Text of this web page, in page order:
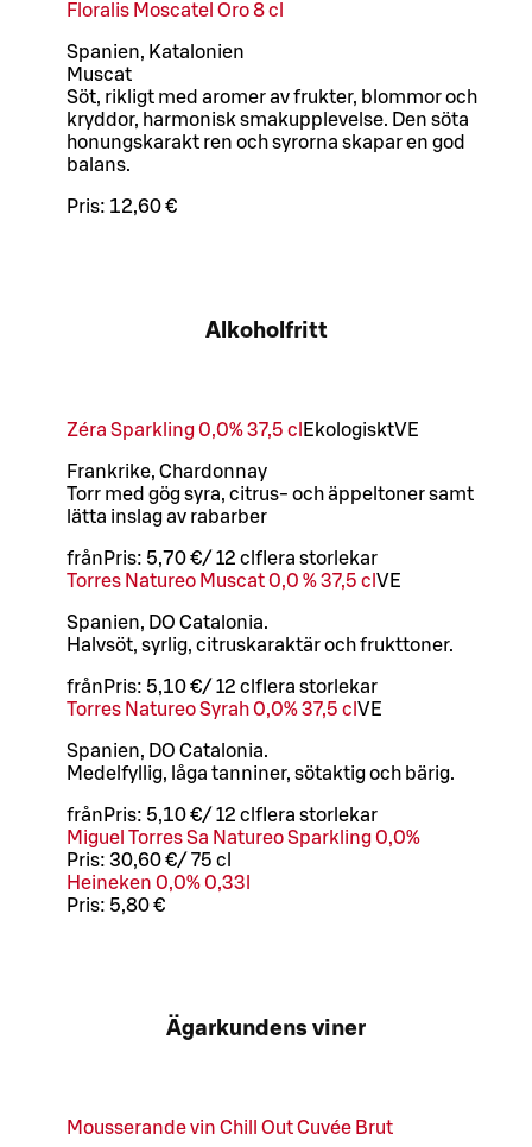
Floralis Moscatel Oro 8 cl
Spanien, Katalonien
Muscat
Söt, rikligt med aromer av frukter, blommor och
kryddor, harmonisk smakupplevelse. Den söta
honungskarakt ren och syrorna skapar en god
balans.
Pris: 12,60 €
Alkoholfritt
Zéra Sparkling 0,0% 37,5 cl EkologisktVE
Frankrike, Chardonnay
Torr med gög syra, citrus- och äppeltoner samt
lätta inslag av rabarber
från Pris: 5,70 €/ 12 cl flera storlekar
Torres Natureo Muscat 0,0 % 37,5 cl VE
Spanien, DO Catalonia.
Halvsöt, syrlig, citruskaraktär och frukttoner.
från Pris: 5,10 €/ 12 cl flera storlekar
Torres Natureo Syrah 0,0% 37,5 cl VE
Spanien, DO Catalonia.
Medelfyllig, låga tanniner, sötaktig och bärig.
från Pris: 5,10 €/ 12 cl flera storlekar
Miguel Torres Sa Natureo Sparkling 0,0%
Pris: 30,60 €/ 75 cl
Heineken 0,0% 0,33l
Pris: 5,80 €
Ägarkundens viner
Mousserande vin Chill Out Cuvée Brut